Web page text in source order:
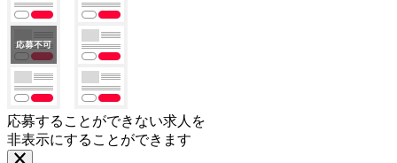
応募することができない求人を
非表示にすることができます